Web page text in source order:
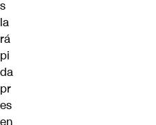
s
la
rá
pi
da
pr
es